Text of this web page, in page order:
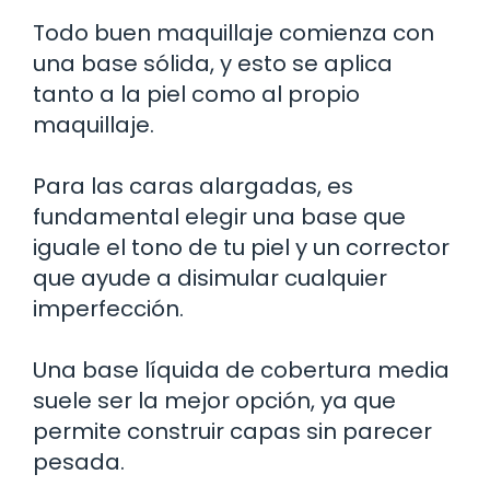
Todo buen maquillaje comienza con
una base sólida, y esto se aplica
tanto a la piel como al propio
maquillaje.
Para las caras alargadas, es
fundamental elegir una base que
iguale el tono de tu piel y un corrector
que ayude a disimular cualquier
imperfección.
Una base líquida de cobertura media
suele ser la mejor opción, ya que
permite construir capas sin parecer
pesada.